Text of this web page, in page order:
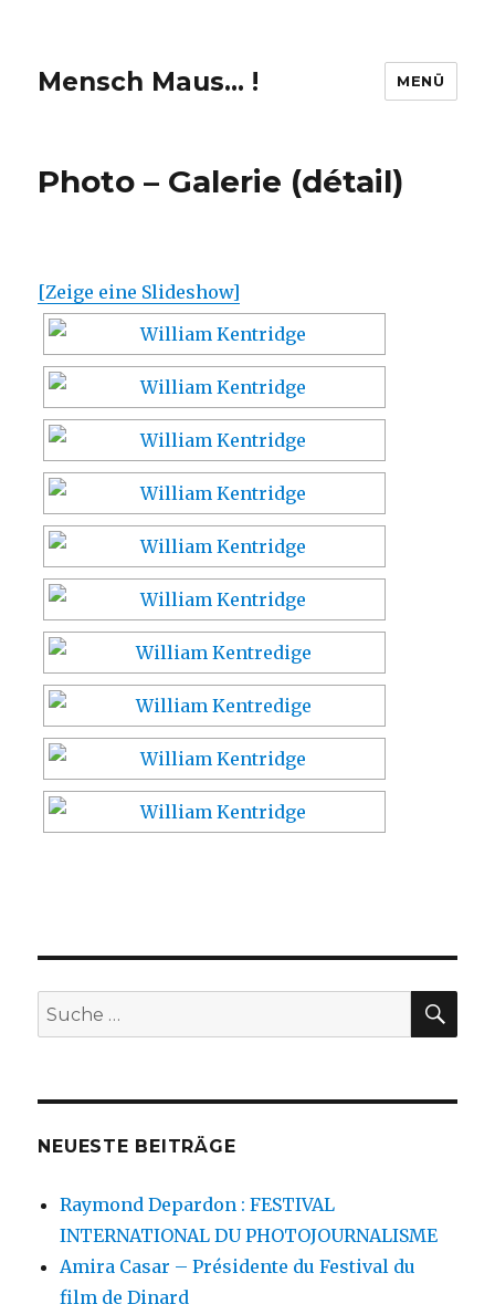
Mensch Maus… ! MENÜ
Photo – Galerie (détail)
[Zeige eine Slideshow]
Suche
nach:
NEUESTE BEITRÄGE
Raymond Depardon : FESTIVAL
INTERNATIONAL DU PHOTOJOURNALISME
Amira Casar – Présidente du Festival du
film de Dinard